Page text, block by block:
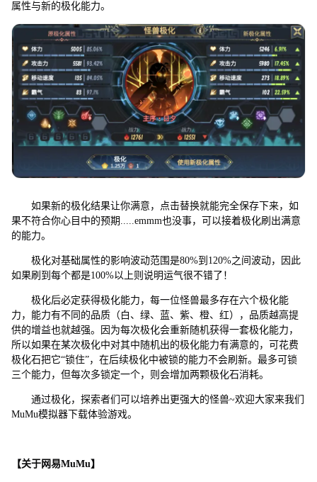
属性与新的极化能力。
如果新的极化结果让你满意，点击替换就能完全保存下来，如
果不符合你心目中的预期.....emmm也没事，可以接着极化刷出满意
的能力。
极化对基础属性的影响波动范围是80%到120%之间波动，因此
如果刷到每个都是100%以上则说明运气很不错了！
极化后必定获得极化能力，每一位怪兽最多存在六个极化能
力，能力有不同的品质（白、绿、蓝、紫、橙、红），品质越高提
供的增益也就越强。因为每次极化会重新随机获得一套极化能力，
所以如果在某次极化中对其中随机出的极化能力有满意的，可花费
极化石把它“锁住”，在后续极化中被锁的能力不会刷新。最多可锁
三个能力，但每次多锁定一个，则会增加两颗极化石消耗。
通过极化，探索者们可以培养出更强大的怪兽~欢迎大家来我们
MuMu模拟器下载体验游戏。
【关于网易MuMu】